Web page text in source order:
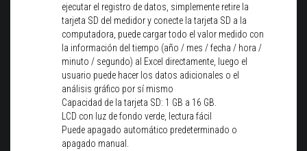
ejecutar el registro de datos, simplemente retire la
tarjeta SD del medidor y conecte la tarjeta SD a la
computadora, puede cargar todo el valor medido con
la información del tiempo (año / mes / fecha / hora /
minuto / segundo) al Excel directamente, luego el
usuario puede hacer los datos adicionales o el
análisis gráfico por sí mismo
Capacidad de la tarjeta SD: 1 GB a 16 GB.
LCD con luz de fondo verde, lectura fácil
Puede apagado automático predeterminado o
apagado manual.